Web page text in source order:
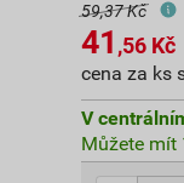
59,37 Kč
41 ,56 Kč
cena za ks
V
Můžete mít